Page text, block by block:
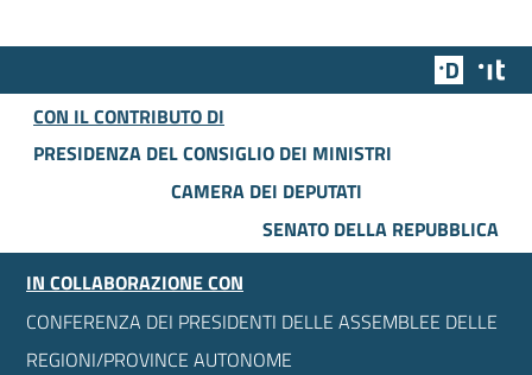
Team
CON IL CONTRIBUTO DI
PRESIDENZA DEL CONSIGLIO DEI MINISTRI
CAMERA DEI DEPUTATI
SENATO DELLA REPUBBLICA
IN COLLABORAZIONE CON
CONFERENZA DEI PRESIDENTI DELLE ASSEMBLEE DELLE
REGIONI/PROVINCE AUTONOME